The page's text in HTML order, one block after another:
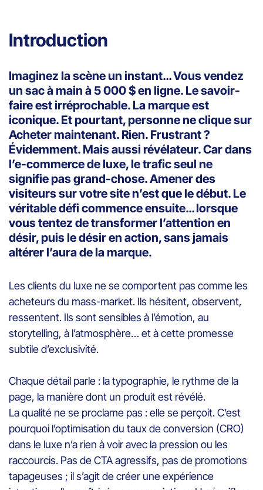
Introduction
Imaginez la scène un instant… Vous vendez
un sac à main à 5 000 $ en ligne. Le savoir-
faire est irréprochable. La marque est
iconique. Et pourtant, personne ne clique sur
Acheter maintenant. Rien. Frustrant ?
Évidemment. Mais aussi révélateur. Car dans
l’e-commerce de luxe, le trafic seul ne
signifie pas grand-chose. Amener des
visiteurs sur votre site n’est que le début. Le
véritable défi commence ensuite… lorsque
vous tentez de transformer l’attention en
désir, puis le désir en action, sans jamais
altérer l’aura de la marque.
Les clients du luxe ne se comportent pas comme les
acheteurs du mass-market. Ils hésitent, observent,
ressentent. Ils sont sensibles à l’émotion, au
storytelling, à l’atmosphère… et à cette promesse
subtile d’exclusivité.
Chaque détail parle : la typographie, le rythme de la
page, la manière dont un produit est révélé.
La qualité ne se proclame pas : elle se perçoit. C’est
pourquoi l’optimisation du taux de conversion (CRO)
dans le luxe n’a rien à voir avec la pression ou les
raccourcis. Pas de CTA agressifs, pas de promotions
tapageuses ; il s’agit de créer une expérience